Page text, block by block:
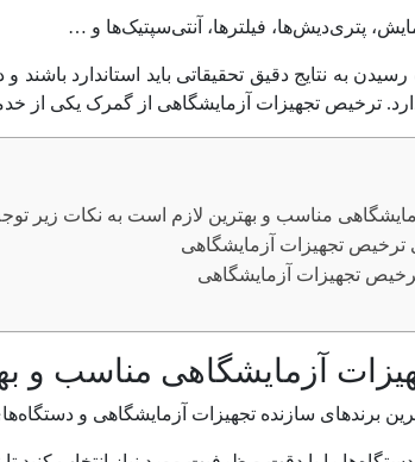
پتری‌دیش‌ها، فیلترها، آنتی‌سپتیک‌ها و …
به نتایج دقیق تحقیقاتی باید استاندارد
دارد. ترخیص تجهیزات آزمایشگاهی از گمرک یکی
مناسب و بهترین لازم است به نکات زیر
ترخیص تجهیزات آزمایشگاهی
تجهیزات آزمایشگاهی
آزمایشگاهی مناسب و